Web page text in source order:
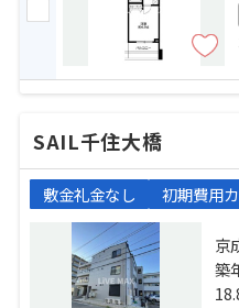
SAIL千住大橋
敷金礼金なし 初期費用
京
都
築